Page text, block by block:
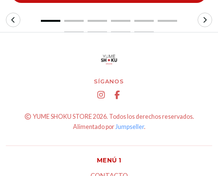
SÍGANOS
YUME SHOKU STORE 2026. Todos los derechos reservados.
Alimentado por Jumpseller.
MENÚ 1